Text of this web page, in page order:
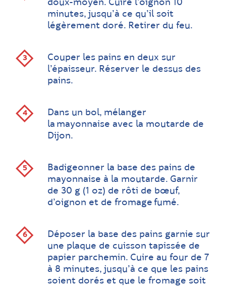
doux-moyen. Cuire l’oignon 10
minutes, jusqu’à ce qu’il soit
légèrement doré. Retirer du feu.
Couper les pains en deux sur
l’épaisseur. Réserver le dessus des
pains.
Dans un bol, mélanger
la mayonnaise avec la ­moutarde de
Dijon.
Badigeonner la base des pains de
mayonnaise à la moutarde. Garnir
de 30 g (1 oz) de rôti de bœuf,
d’oignon et de fromage fumé.
Déposer la base des pains garnie sur
une plaque de cuisson tapissée de
papier parchemin. Cuire au four de 7
à 8 minutes, jusqu’à ce que les pains
soient dorés et que le fromage soit